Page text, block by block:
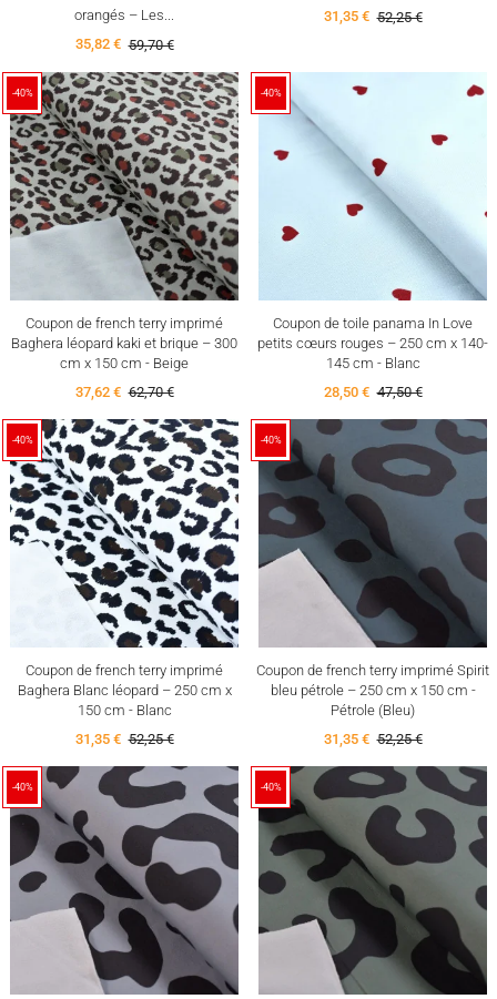
orangés – Les...
35,82 € 59,70 €
31,35 € 52,25 €
-40%
Coupon de french terry imprimé
Baghera léopard kaki et brique – 300
cm x 150 cm - Beige
37,62 € 62,70 €
-40%
Coupon de toile panama In Love
petits cœurs rouges – 250 cm x 140-
145 cm - Blanc
28,50 € 47,50 €
-40%
Coupon de french terry imprimé
Baghera Blanc léopard – 250 cm x
150 cm - Blanc
31,35 € 52,25 €
-40%
Coupon de french terry imprimé Spirit
bleu pétrole – 250 cm x 150 cm -
Pétrole (Bleu)
31,35 € 52,25 €
-40% -40%